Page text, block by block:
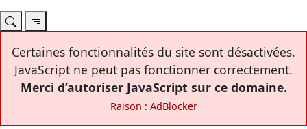
Certaines fonctionnalités du site sont désactivées.
JavaScript ne peut pas fonctionner correctement.
Merci d’autoriser JavaScript sur ce domaine.
Raison : AdBlocker